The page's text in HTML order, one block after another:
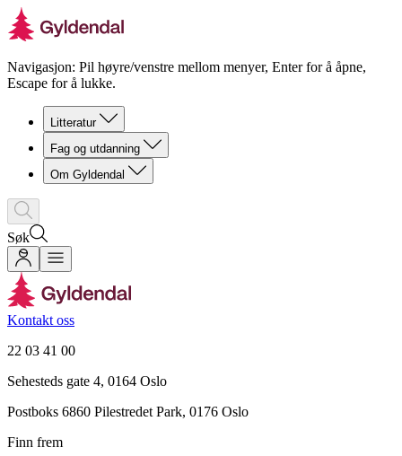
Navigasjon: Pil høyre/venstre mellom menyer, Enter for å åpne,
Escape for å lukke.
Litteratur
Fag og utdanning
Om Gyldendal
Søk
Kontakt oss
22 03 41 00
Sehesteds gate 4, 0164 Oslo
Postboks 6860 Pilestredet Park, 0176 Oslo
Finn frem